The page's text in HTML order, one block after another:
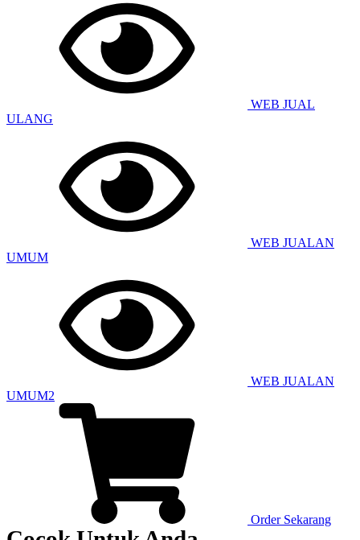
WEB JUAL
ULANG
WEB JUALAN
UMUM
WEB JUALAN
UMUM2
Order Sekarang